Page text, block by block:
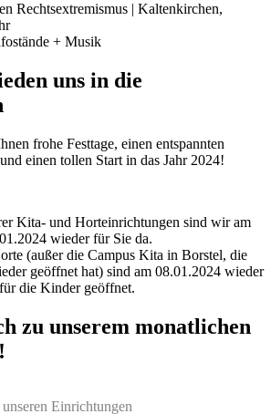
Rechtsextremismus | Kaltenkirchen,
+ Musik
uns in die
frohe Festtage, einen entspannten
einen tollen Start in das Jahr 2024!
Kita- und Horteinrichtungen sind wir am
wieder für Sie da.
(außer die Campus Kita in Borstel, die
geöffnet hat) sind am 08.01.2024 wieder
für die Kinder geöffnet.
zu unserem monatlichen
Einrichtungen